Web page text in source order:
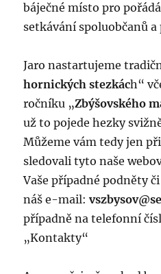
báječné místo pro
setkávání spoluobčanů a
Jaro nastartujeme
hornických stezkách“
ročníku „Zbýšovského
už to pojede hezky
Můžeme vám tedy jen
sledovali tyto naše
Vaše případné podněty
náš e-mail:
případně na telefonní
„Kontakty“